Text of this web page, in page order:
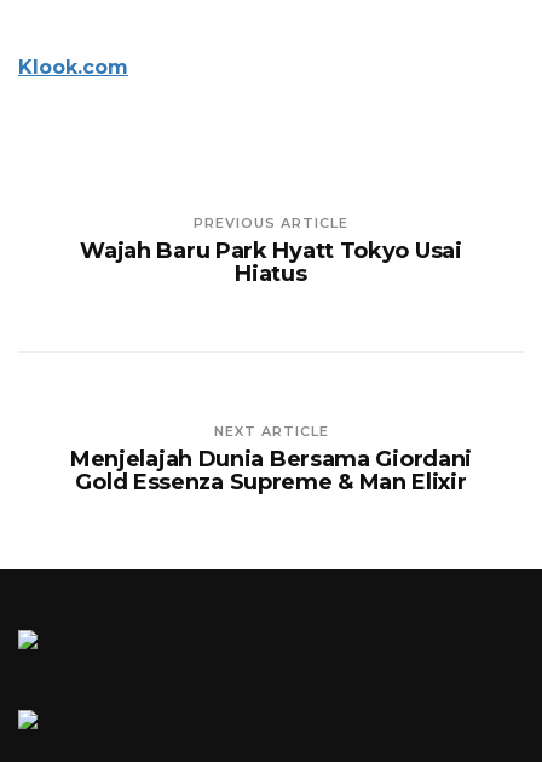
Klook.com
PREVIOUS ARTICLE
Wajah Baru Park Hyatt Tokyo Usai
Hiatus
NEXT ARTICLE
Menjelajah Dunia Bersama Giordani
Gold Essenza Supreme & Man Elixir